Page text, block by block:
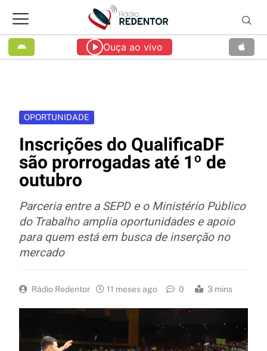
Ouça ao vivo
OPORTUNIDADE
Inscrições do QualificaDF
são prorrogadas até 1º de
outubro
Parceria entre a SEPD e o Ministério Público
do Trabalho amplia oportunidades e apoio
para quem está em busca de inserção no
mercado
Rádio Redentor 11 meses ago 0 3 mins